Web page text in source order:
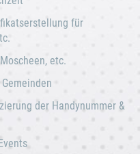
für
etc.
der Handynummer &